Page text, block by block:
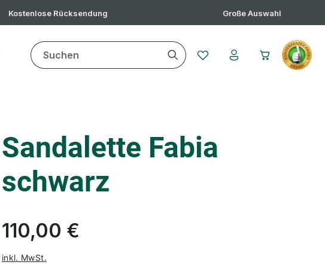
Kostenlose Rücksendung Große Auswahl
Du hast 0 Produkte auf dem
Sandalette Fabia
schwarz
110,00 €
inkl. MwSt.